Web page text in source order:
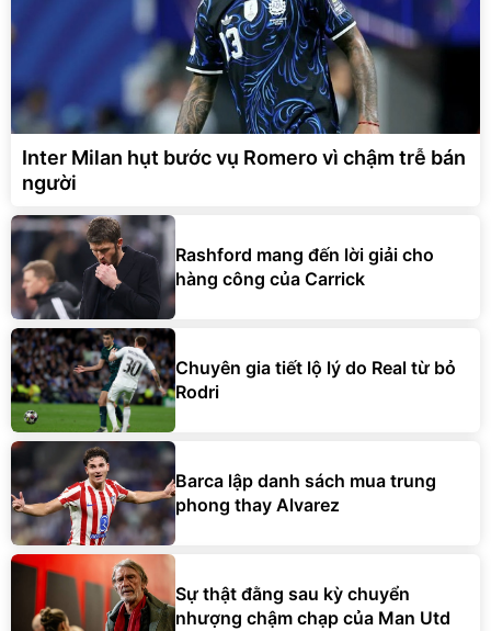
Inter Milan hụt bước vụ Romero vì chậm trễ bán
người
Rashford mang đến lời giải cho
hàng công của Carrick
Chuyên gia tiết lộ lý do Real từ bỏ
Rodri
Barca lập danh sách mua trung
phong thay Alvarez
Sự thật đằng sau kỳ chuyển
nhượng chậm chạp của Man Utd